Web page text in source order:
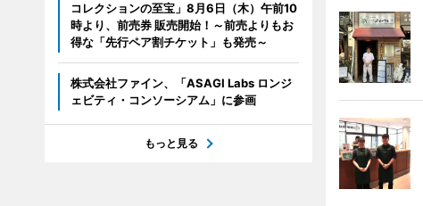
コレクションの至宝」8月6日（木）午前10
時より、前売券 販売開始！～前売よりもお
得な「先行ペア割チケット」も発売～
株式会社ファイン、「ASAGI Labs ロンジ
ェビティ・コンソーシアム」に参画
もっと見る